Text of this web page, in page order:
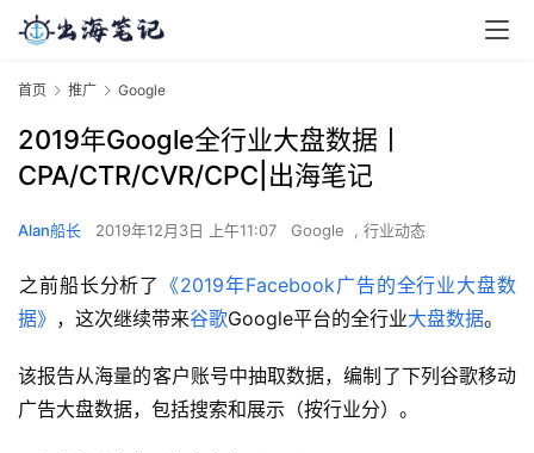
首页 推广 Google
2019年Google全行业大盘数据丨
CPA/CTR/CVR/CPC|出海笔记
Alan船长 2019年12月3日 上午11:07 Google , 行业动态
​之前船长分析了 《2019年Facebook广告的全行业大盘数
据》 ，这次继续带来谷歌Google平台的全行业大盘数据。
该报告从海量的客户账号中抽取数据，编制了下列谷歌移动
广告大盘数据，包括搜索和展示（按行业分）。